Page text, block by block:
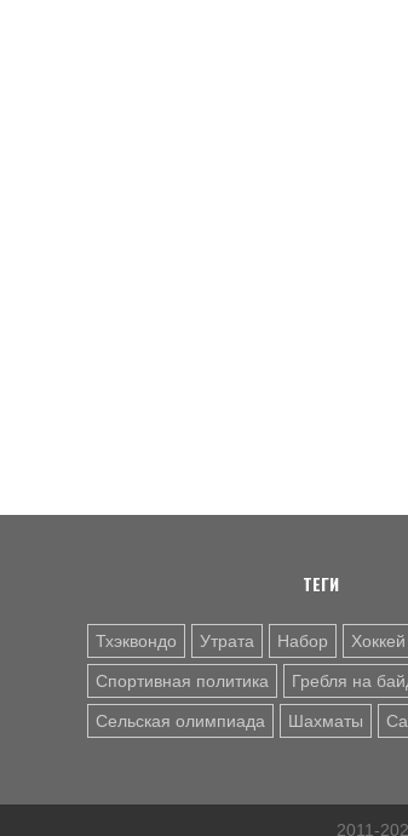
ТЕГИ
Тхэквондо Утрата Набор Хоккей
Спортивная политика Гребля на
Сельская олимпиада Шахматы
2011-